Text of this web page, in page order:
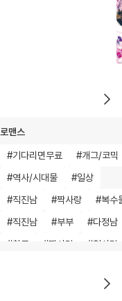
로맨스
#기다리면무료 #개그/코믹
#역사/시대물 #일상
#직진남 #짝사랑 #복수
#직진남 #부부 #다정남
#친구 #짝사랑 #첫사랑
초능